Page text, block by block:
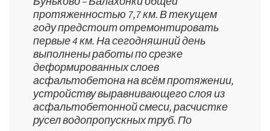
протяженностью 7,7 км. В текущем
году предстоит отремонтировать
первые 4 км. На сегодняшний день
выполнены работы по срезке
деформированных слоев
асфальтобетона на всём протяжении,
устройству выравнивающего слоя из
асфальтобетонной смеси, расчистке
русел водопропускных труб. По